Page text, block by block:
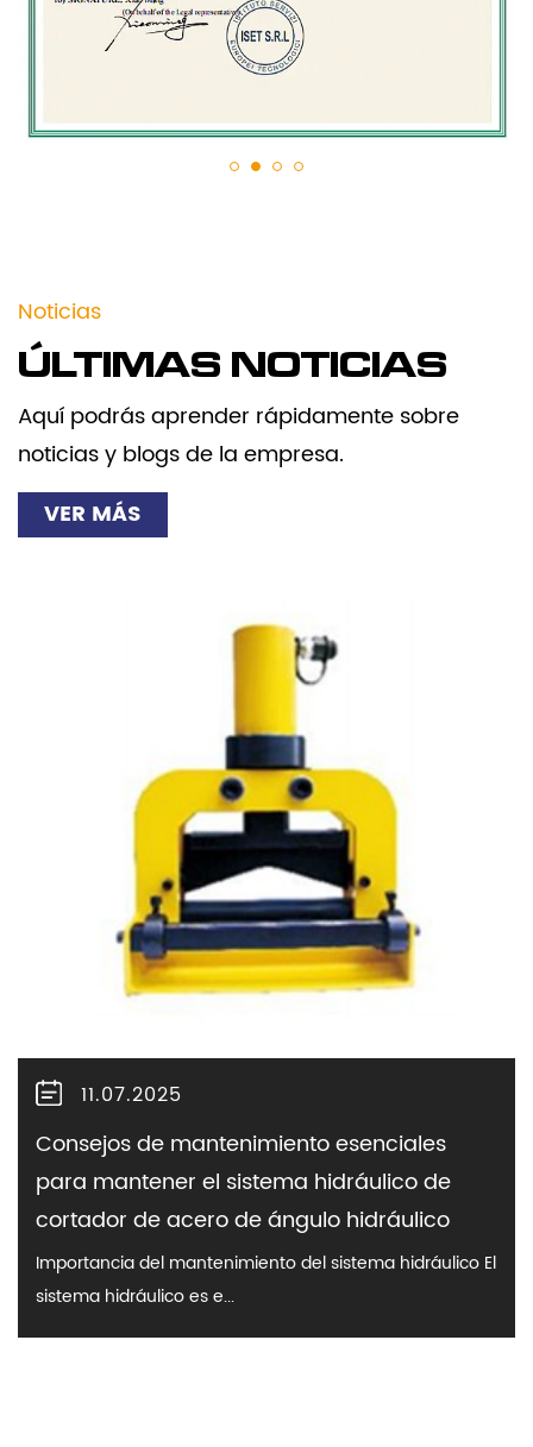
Noticias
ÚLTIMAS NOTICIAS
Aquí podrás aprender rápidamente sobre
noticias y blogs de la empresa.
VER MÁS
11.07.2025
Consejos de mantenimiento esenciales
para mantener el sistema hidráulico de
cortador de acero de ángulo hidráulico
Importancia del mantenimiento del sistema hidráulico El
sistema hidráulico es e...